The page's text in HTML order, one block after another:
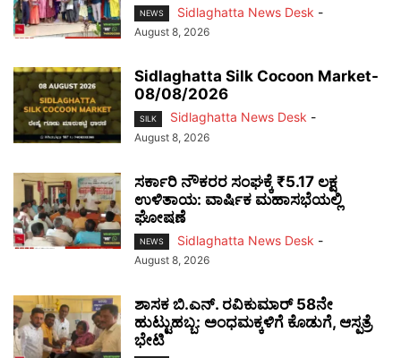
NEWS Sidlaghatta News Desk -
August 8, 2026
Sidlaghatta Silk Cocoon Market-
08/08/2026
SILK Sidlaghatta News Desk -
August 8, 2026
ಸರ್ಕಾರಿ ನೌಕರರ ಸಂಘಕ್ಕೆ ₹5.17 ಲಕ್ಷ
ಉಳಿತಾಯ: ವಾರ್ಷಿಕ ಮಹಾಸಭೆಯಲ್ಲಿ
ಘೋಷಣೆ
NEWS Sidlaghatta News Desk -
August 8, 2026
ಶಾಸಕ ಬಿ.ಎನ್. ರವಿಕುಮಾರ್ 58ನೇ
ಹುಟ್ಟುಹಬ್ಬ: ಅಂಧಮಕ್ಕಳಿಗೆ ಕೊಡುಗೆ, ಆಸ್ಪತ್ರೆ
ಭೇಟಿ